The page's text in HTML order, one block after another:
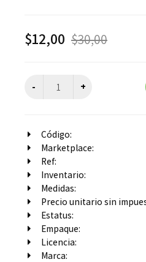
$12,00 $30,00
Código:
Marketplace:
Ref:
Inventario:
Medidas:
Precio unitario sin
Estatus:
Empaque:
Licencia:
Marca: